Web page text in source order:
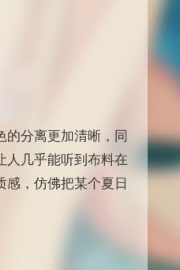
的分离更加清晰，同
人几乎能听到布料在
，仿佛把某个夏日